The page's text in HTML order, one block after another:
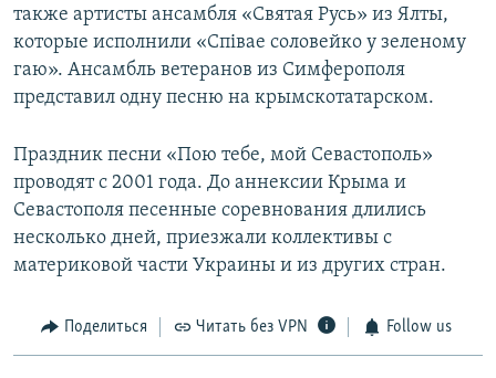
также артисты ансамбля «Святая Русь» из Ялты,
которые исполнили «Спiвае соловейко у зеленому
гаю». Ансамбль ветеранов из Симферополя
представил одну песню на крымскотатарском.
Праздник песни «Пою тебе, мой Севастополь»
проводят с 2001 года. До аннексии Крыма и
Севастополя песенные соревнования длились
несколько дней, приезжали коллективы с
материковой части Украины и из других стран.
Поделиться Читать без VPN Follow us